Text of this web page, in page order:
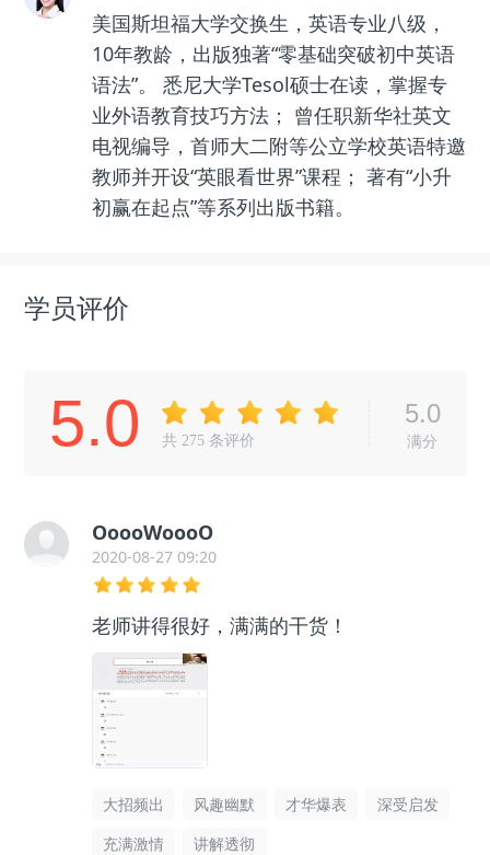
美国斯坦福大学交换生，英语专业八级，
10年教龄，出版独著“零基础突破初中英语
语法”。 悉尼大学Tesol硕士在读，掌握专
业外语教育技巧方法； 曾任职新华社英文
电视编导，首师大二附等公立学校英语特邀
教师并开设“英眼看世界”课程； 著有“小升
初赢在起点”等系列出版书籍。
学员评价
5.0 共 275 条评价
5.0
满分
OoooWoooO
2020-08-27 09:20
老师讲得很好，满满的干货！
大招频出 风趣幽默 才华爆表
深受启发
充满激情
讲解透彻